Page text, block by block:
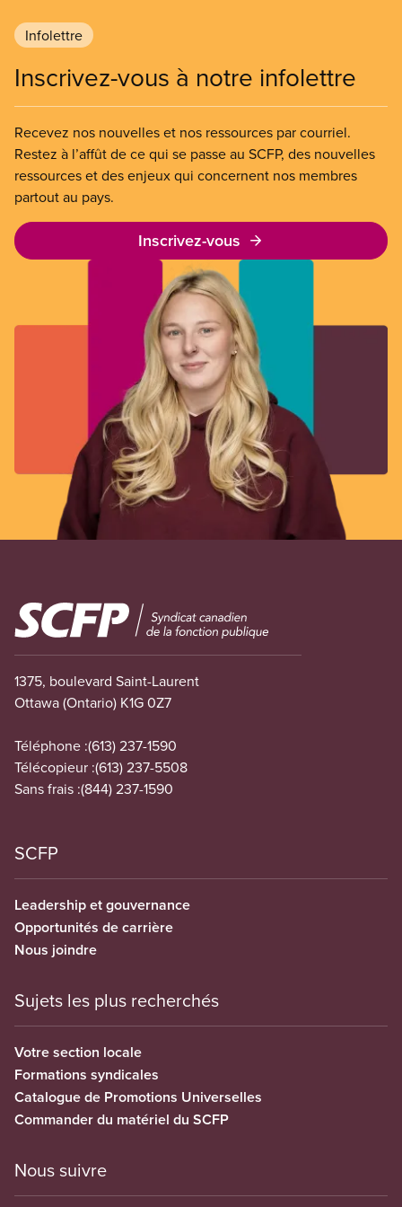
Infolettre
Inscrivez-vous à notre infolettre
Recevez nos nouvelles et nos ressources par courriel.
Restez à l’affût de ce qui se passe au SCFP, des nouvelles
ressources et des enjeux qui concernent nos membres
partout au pays.
Inscrivez-vous
Image
1375, boulevard Saint-Laurent
Ottawa (Ontario) K1G 0Z7
Téléphone :(613) 237-1590
Télécopieur :(613) 237-5508
Sans frais :(844) 237-1590
SCFP
Leadership et gouvernance
Opportunités de carrière
Nous joindre
Sujets les plus recherchés
Votre section locale
Formations syndicales
Catalogue de Promotions Universelles
Commander du matériel du SCFP
Nous suivre